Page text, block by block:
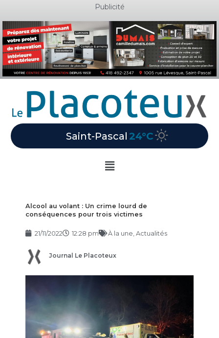
Publicité
Saint-Pascal 24°C
Main
Alcool au volant : Un crime lourd de
conséquences pour trois victimes
21/11/2022 12:28 pm À la une Actualités
Journal Le Placoteux